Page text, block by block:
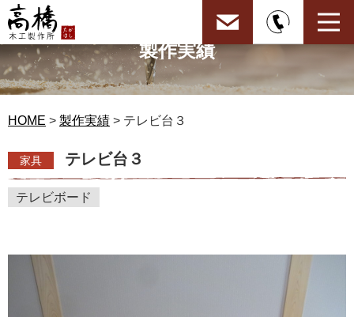
製作実績
HOME > 製作実績 > テレビ台３
家具 テレビ台３
テレビボード